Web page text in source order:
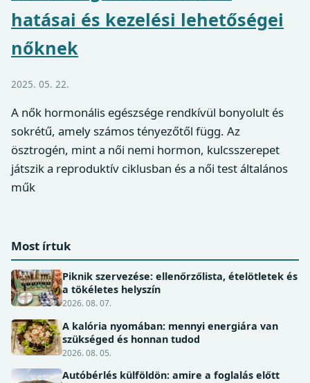
hatásai és kezelési lehetőségei
nőknek
2025. 05. 22.
A nők hormonális egészsége rendkívül bonyolult és
sokrétű, amely számos tényezőtől függ. Az
ösztrogén, mint a női nemi hormon, kulcsszerepet
játszik a reproduktív ciklusban és a női test általános
műk
Most írtuk
Piknik szervezése: ellenőrzőlista, ételötletek és
a tökéletes helyszín
2026. 08. 07.
A kalória nyomában: mennyi energiára van
szükséged és honnan tudod
2026. 08. 05.
Autóbérlés külföldön: amire a foglalás előtt